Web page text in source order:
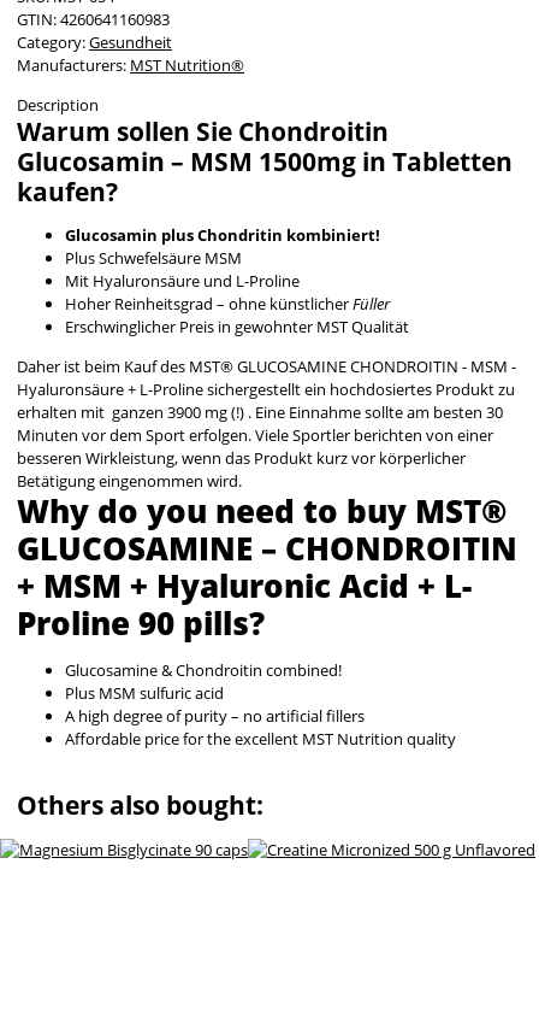
GTIN:4260641160983
Category:Gesundheit
Manufacturers: MST Nutrition®
Description
Warum sollen Sie Chondroitin
Glucosamin – MSM 1500mg in Tabletten
kaufen?
Glucosamin plus Chondritin kombiniert!
Plus Schwefelsäure MSM
Mit Hyaluronsäure und L-Proline
Hoher Reinheitsgrad – ohne künstlicherFüller
Erschwinglicher Preis in gewohnter MST Qualität
Daher ist beim Kauf des MST® GLUCOSAMINE CHONDROITIN - MSM -
Hyaluronsäure + L-Proline sichergestellt ein hochdosiertes Produkt zu
erhalten mit ganzen 3900 mg (!) . Eine Einnahme sollte am besten 30
Minuten vor dem Sport erfolgen. Viele Sportler berichten von einer
besseren Wirkleistung, wenn das Produkt kurz vor körperlicher
Betätigung eingenommen wird.
Why do you need to buy MST®
GLUCOSAMINE – CHONDROITIN
+ MSM + Hyaluronic Acid + L-
Proline 90 pills?
Glucosamine & Chondroitin combined!
Plus MSM sulfuric acid
A high degree of purity – no artificial fillers
Affordable price for the excellent MST Nutrition quality
Others also bought: